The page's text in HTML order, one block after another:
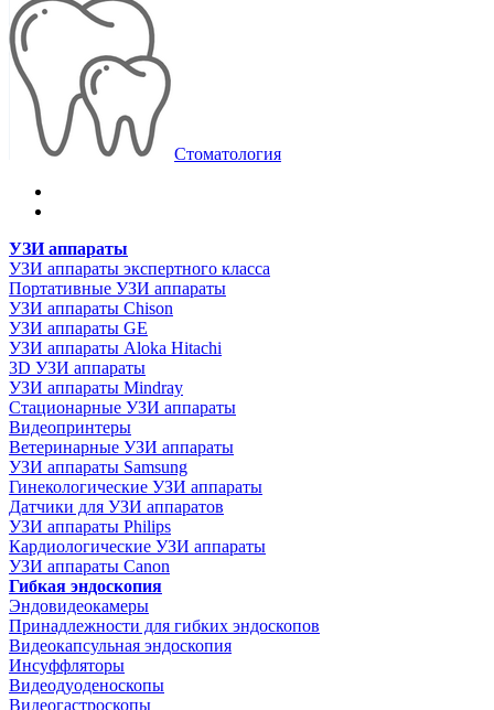
Стоматология
УЗИ аппараты
УЗИ аппараты экспертного класса
Портативные УЗИ аппараты
УЗИ аппараты Chison
УЗИ аппараты GE
УЗИ аппараты Aloka Hitachi
3D УЗИ аппараты
УЗИ аппараты Mindray
Стационарные УЗИ аппараты
Видеопринтеры
Ветеринарные УЗИ аппараты
УЗИ аппараты Samsung
Гинекологические УЗИ аппараты
Датчики для УЗИ аппаратов
УЗИ аппараты Philips
Кардиологические УЗИ аппараты
УЗИ аппараты Canon
Гибкая эндоскопия
Эндовидеокамеры
Принадлежности для гибких эндоскопов
Видеокапсульная эндоскопия
Инсуффляторы
Видеодуоденоскопы
Видеогастроскопы